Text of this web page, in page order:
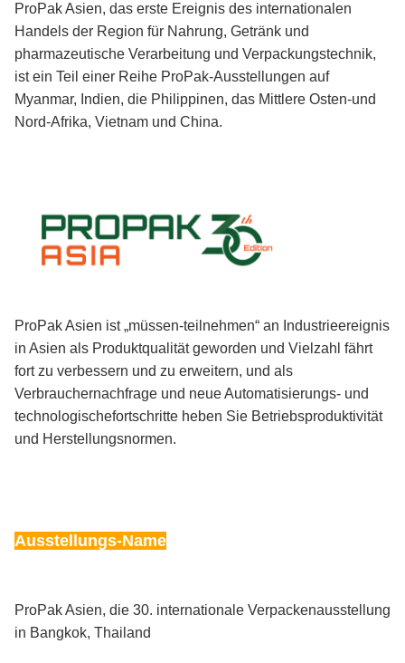
ProPak Asien, das erste Ereignis des internationalen
Handels der Region für Nahrung, Getränk und
pharmazeutische Verarbeitung und Verpackungstechnik,
ist ein Teil einer Reihe ProPak-Ausstellungen auf
Myanmar, Indien, die Philippinen, das Mittlere Osten-und
Nord-Afrika, Vietnam und China.
ProPak Asien ist „müssen-teilnehmen“ an Industrieereignis
in Asien als Produktqualität geworden und Vielzahl fährt
fort zu verbessern und zu erweitern, und als
Verbrauchernachfrage und neue Automatisierungs- und
technologischefortschritte heben Sie Betriebsproduktivität
und Herstellungsnormen.
Ausstellungs-Name
ProPak Asien, die 30. internationale Verpackenausstellung
in Bangkok, Thailand